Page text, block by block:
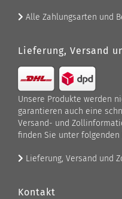
Alle Zahlungsarten und
Lieferung, Versand
Unsere Produkte werden
garantieren auch eine
Versand- und
finden Sie unter folgenden
Lieferung, Versand und
Kontakt